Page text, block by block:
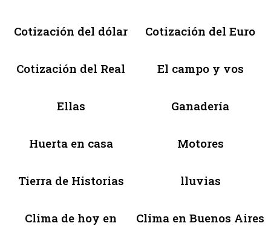
Cotización del dólar Cotización del Euro
Cotización del Real El campo y vos
Ellas Ganadería
Huerta en casa Motores
Tierra de Historias lluvias
Clima de hoy en
Clima en Buenos Aires